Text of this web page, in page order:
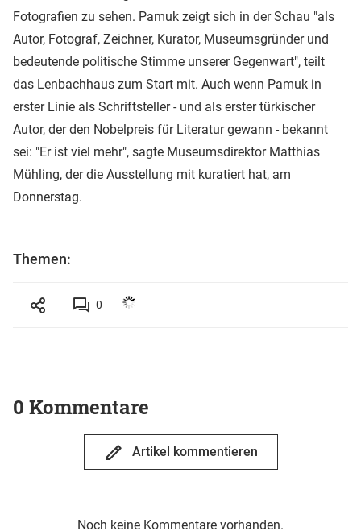
Fotografien zu sehen. Pamuk zeigt sich in der Schau "als
Autor, Fotograf, Zeichner, Kurator, Museumsgründer und
bedeutende politische Stimme unserer Gegenwart", teilt
das Lenbachhaus zum Start mit. Auch wenn Pamuk in
erster Linie als Schriftsteller - und als erster türkischer
Autor, der den Nobelpreis für Literatur gewann - bekannt
sei: "Er ist viel mehr", sagte Museumsdirektor Matthias
Mühling, der die Ausstellung mit kuratiert hat, am
Donnerstag.
Themen:
0
0 Kommentare
Artikel kommentieren
Noch keine Kommentare vorhanden.